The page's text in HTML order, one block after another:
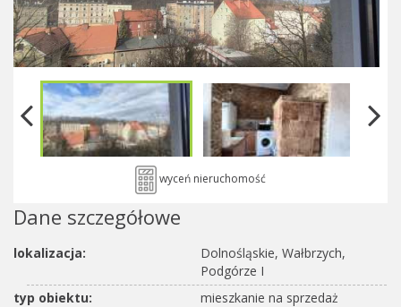
wyceń nieruchomość
Dane szczegółowe
lokalizacja:
Dolnośląskie, Wałbrzych,
Podgórze I
typ obiektu:
mieszkanie na sprzedaż